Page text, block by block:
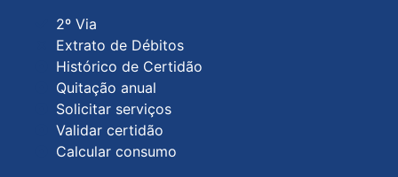
2º Via
Extrato de Débitos
Histórico de Certidão
Quitação anual
Solicitar serviços
Validar certidão
Calcular consumo